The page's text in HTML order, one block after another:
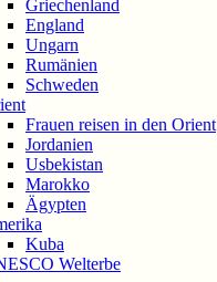
Griechenland
England
Ungarn
Rumänien
Schweden
Frauen reisen in den Orient
Jordanien
Usbekistan
Marokko
Ägypten
Kuba
Welterbe